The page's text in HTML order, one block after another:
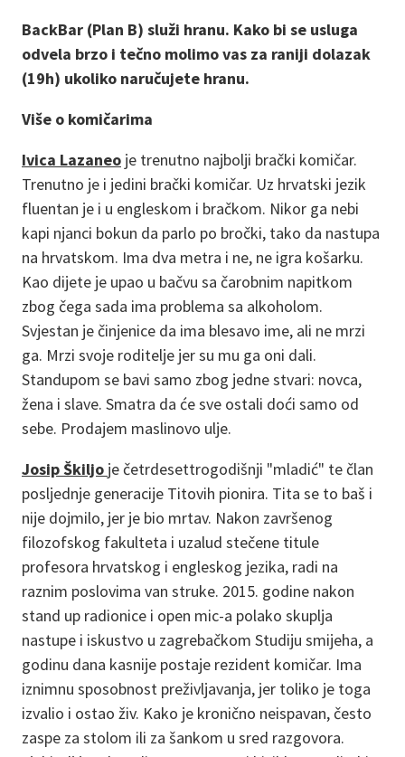
BackBar (Plan B) služi hranu. Kako bi se usluga
odvela brzo i tečno molimo vas za raniji dolazak
(19h) ukoliko naručujete hranu.
Više o komičarima
Ivica Lazaneo je trenutno najbolji brački komičar.
Trenutno je i jedini brački komičar. Uz hrvatski jezik
fluentan je i u engleskom i bračkom. Nikor ga nebi
kapi njanci bokun da parlo po bročki, tako da nastupa
na hrvatskom. Ima dva metra i ne, ne igra košarku.
Kao dijete je upao u bačvu sa čarobnim napitkom
zbog čega sada ima problema sa alkoholom.
Svjestan je činjenice da ima blesavo ime, ali ne mrzi
ga. Mrzi svoje roditelje jer su mu ga oni dali.
Standupom se bavi samo zbog jedne stvari: novca,
žena i slave. Smatra da će sve ostali doći samo od
sebe. Prodajem maslinovo ulje.
Josip Škiljo je četrdesettrogodišnji "mladić" te član
posljednje generacije Titovih pionira. Tita se to baš i
nije dojmilo, jer je bio mrtav. Nakon završenog
filozofskog fakulteta i uzalud stečene titule
profesora hrvatskog i engleskog jezika, radi na
raznim poslovima van struke. 2015. godine nakon
stand up radionice i open mic-a polako skuplja
nastupe i iskustvo u zagrebačkom Studiju smijeha, a
godinu dana kasnije postaje rezident komičar. Ima
iznimnu sposobnost preživljavanja, jer toliko je toga
izvalio i ostao živ. Kako je kronično neispavan, često
zaspe za stolom ili za šankom u sred razgovora.